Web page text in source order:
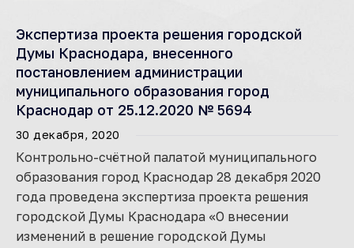
Экспертиза проекта решения городской
Думы Краснодара, внесенного
постановлением администрации
муниципального образования город
Краснодар от 25.12.2020 № 5694
30 декабря, 2020
Контрольно-счётной палатой муниципального
образования город Краснодар 28 декабря 2020
года проведена экспертиза проекта решения
городской Думы Краснодара «О внесении
изменений в решение городской Думы